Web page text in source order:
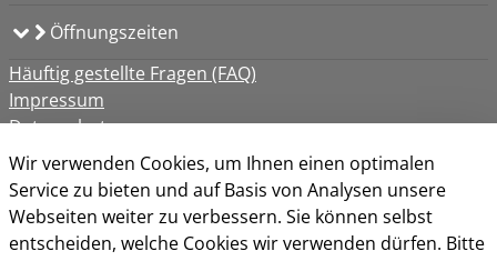
Öffnungszeiten
Häuftig gestellte Fragen (FAQ)
Impressum
Datenschutz
Kontakt
Nutzungsbedingungen
Barrierefreiheit
Cookie-Richtlinie
Wir verwenden Cookies, um Ihnen einen optimalen
Service zu bieten und auf Basis von Analysen unsere
Webseiten weiter zu verbessern. Sie können selbst
entscheiden, welche Cookies wir verwenden dürfen. Bitte